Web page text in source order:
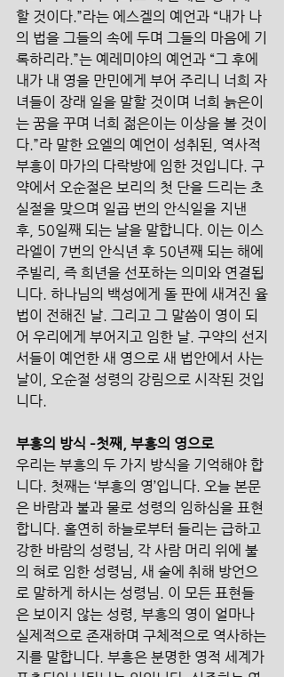
할 것이다.”라는 에스겔의 예언과 “내가 나
의 법을 그들의 속에 두며 그들의 마음에 기
록하리라.”는 예레미야의 예언과 “그 후에
내가 내 영을 만민에게 부어 주리니 너희 자
녀들이 장래 일을 말할 것이며 너희 늙은이
는 꿈을 꾸며 너희 젊은이는 이상을 볼 것이
다.”라 말한 요엘의 예언이 성취된, 역사적
부흥이 마가의 다락방에 임한 것입니다. 구
약에서 오순절은 보리의 첫 단을 드리는 초
실절을 맞으며 일곱 번의 안식일을 지낸
후, 50일째 되는 날을 말합니다. 이는 이스
라엘이 7번의 안식년 후 50년째 되는 해에
주빌리, 즉 희년을 선포하는 의미와 연결됩
니다. 하나님의 백성에게 돌 판에 새겨진 율
법이 전해진 날. 그리고 그 말씀이 영이 되
어 우리에게 부어지고 임한 날. 구약의 선지
서들이 예언한 새 영으로 새 법안에서 사는
날이, 오순절 성령의 강림으로 시작된 것입
니다.
부흥의 방식 –첫째, 부흥의 영으로
우리는 부흥의 두 가지 방식을 기억해야 합
니다. 첫째는 ‘부흥의 영’입니다. 오늘 본문
은 바람과 불과 물로 성령의 임하심을 표현
합니다. 홀연히 하늘로부터 들리는 급하고
강한 바람의 성령님, 각 사람 머리 위에 불
의 혀로 임한 성령님, 새 술에 취해 방언으
로 말하게 하시는 성령님. 이 모든 표현들
은 보이지 않는 성령, 부흥의 영이 얼마나
실제적으로 존재하며 구체적으로 역사하는
지를 말합니다. 부흥은 분명한 영적 세계가